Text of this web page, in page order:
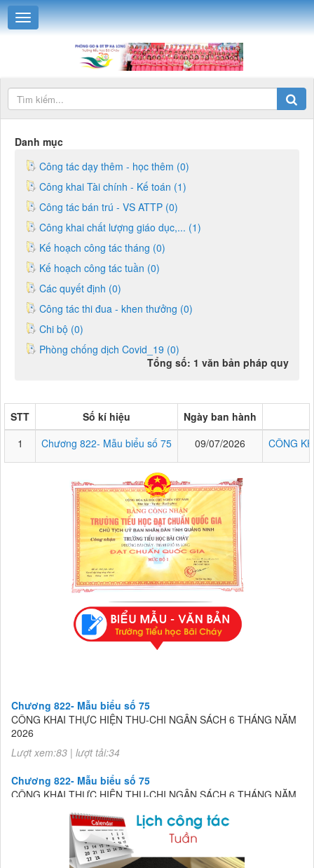
Danh mục
Công tác dạy thêm - học thêm (0)
Công khai Tài chính - Kế toán (1)
Công tác bán trú - VS ATTP (0)
Công khai chất lượng giáo dục,... (1)
Kế hoạch công tác tháng (0)
Kế hoạch công tác tuần (0)
Các quyết định (0)
Công tác thi đua - khen thưởng (0)
Chi bộ (0)
Phòng chống dịch Covid_19 (0)
Tổng số: 1 văn bản pháp quy
STT Số kí hiệu
Ngày ban hành
1
Chương 822- Mẫu biểu số 75 09/07/2026 CÔNG
Chương 822- Mẫu biểu số 75
CÔNG KHAI THỰC HIỆN THU-CHI NGÂN SÁCH 6 THÁNG NĂM
2026
Lượt xem:83 | lượt tải:34
Chương 822- Mẫu biểu số 75
CÔNG KHAI THỰC HIỆN THU-CHI NGÂN SÁCH 6 THÁNG NĂM
Lượt xem:83 | lượt tải:34